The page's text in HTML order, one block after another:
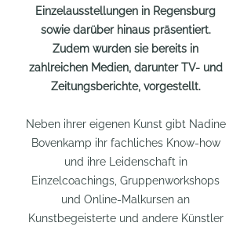
Einzelausstellungen in Regensburg
sowie darüber hinaus präsentiert.
Zudem wurden sie bereits in
zahlreichen Medien, darunter TV- und
Zeitungsberichte, vorgestellt.
Neben ihrer eigenen Kunst gibt Nadine
Bovenkamp ihr fachliches Know-how
und ihre Leidenschaft in
Einzelcoachings, Gruppenworkshops
und Online-Malkursen an
Kunstbegeisterte und andere Künstler